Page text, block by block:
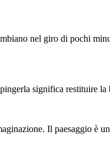
nel giro di pochi
significa restituire la
Il paesaggio è